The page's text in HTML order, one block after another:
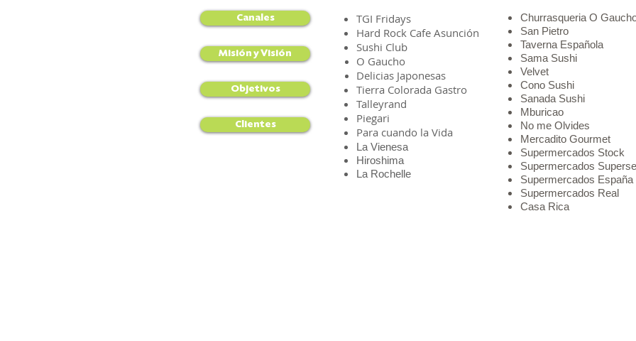
Canales
Misión y Visión
Objetivos
Clientes
TGI Fridays
Hard Rock Cafe Asunción
Sushi Club
O Gaucho
Delicias Japonesas
Tierra Colorada Gastro
Talleyrand
Piegari
Para cuando la Vida
La Vienesa
Hiroshima
La Rochelle
Churrasqueria O
San Pietro
Taverna Española
Sama Sushi
Velvet
Cono Sushi
Sanada Sushi
Mburicao
No me Olvides
Mercadito Gourmet
Supermercados Stock
Supermercados
Supermercados España
Supermercados Real
Casa Rica